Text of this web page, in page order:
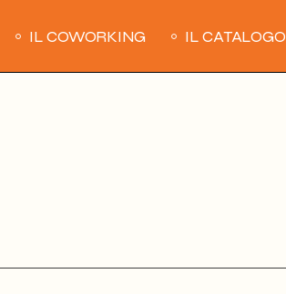
IL COWORKING IL CATALOGO